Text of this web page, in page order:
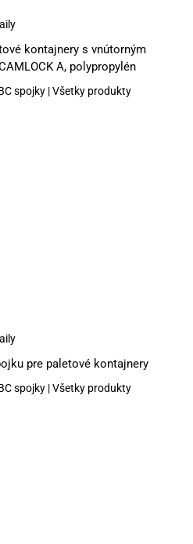
kontajnery s vnútorným
A, polypropylén
spojky | Všetky produkty
pre paletové kontajnery
spojky | Všetky produkty